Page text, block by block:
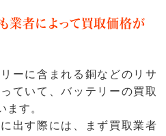
業者によって買取価格が
ーに含まれる銅などのリサ
ていて、バッテリーの買取
ます。
出す際には、まず買取業者